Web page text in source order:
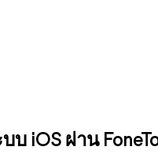
iOS ผ่าน